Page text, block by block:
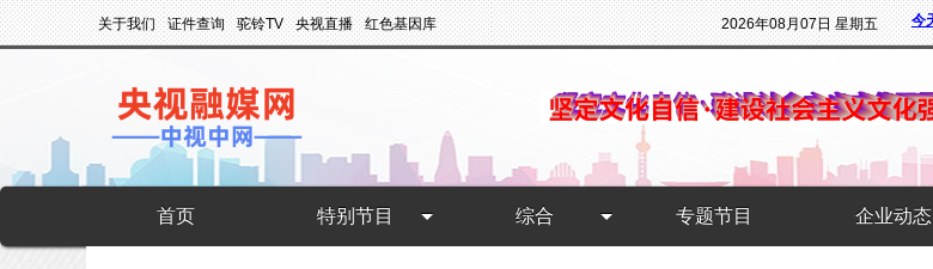
关于我们 证件查询 驼铃TV 央视直播 红色基因库 2026年08月07日 星期五
首页 特别节目 综合 专题节目 企业动态